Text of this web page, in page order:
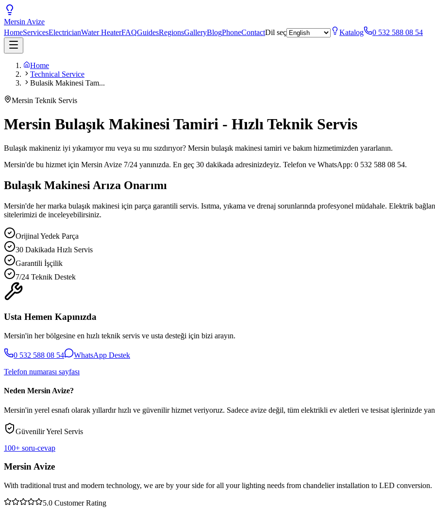
Mersin Avize
HomeServicesElectricianWater HeaterFAQGuidesRegionsGalleryBlogPhoneContactDil seç Katalog 0 532 588 08 54
Home
Technical Service
Bulasik Makinesi Tam...
Mersin Teknik Servis
Mersin Bulaşık Makinesi Tamiri - Hızlı Teknik Servis
Bulaşık makineniz iyi yıkamıyor mu veya su mu sızdırıyor? Mersin bulaşık makinesi tamiri ve bakım hizmetimizden yararlanın.
Mersin'de bu hizmet için Mersin Avize 7/24 yanınızda. En geç 30 dakikada adresinizdeyiz. Telefon ve WhatsApp: 0 532 588 08 54.
Bulaşık Makinesi Arıza Onarımı
Mersin'de her marka bulaşık makinesi için parça garantili servis. Isıtma, yıkama ve drenaj sorunlarında profesyonel müdahale. Elektrik
sitelerimizi de inceleyebilirsiniz.
Orijinal Yedek Parça
30 Dakikada Hızlı Servis
Garantili İşçilik
7/24 Teknik Destek
Usta Hemen Kapınızda
Mersin'in her bölgesine en hızlı teknik servis ve usta desteği için bizi arayın.
0 532 588 08 54
WhatsApp Destek
Telefon numarası sayfası
Neden Mersin Avize?
Mersin'in yerel esnafı olarak yıllardır hızlı ve güvenilir hizmet veriyoruz. Sadece avize değil, tüm elektrikli ev aletleri ve tesisat işlerinizde
Güvenilir Yerel Servis
100+ soru-cevap
Mersin Avize
With traditional trust and modern technology, we are by your side for all your lighting needs from chandelier installation to LED conversion.
5.0 Customer Rating